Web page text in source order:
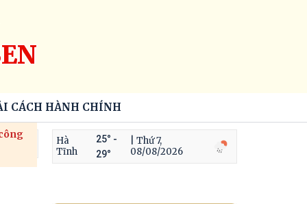
CÁCH HÀNH CHÍNH
Hà
Tĩnh
25° -
29°
| Thứ 7,
08/08/2026